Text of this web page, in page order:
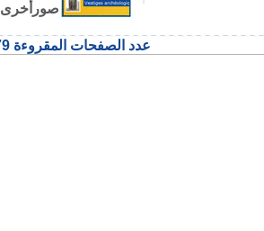
صورأخرى
عدد الصفحات المقروءة 6111079